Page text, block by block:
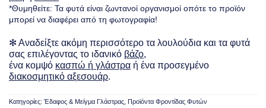
*Θυμηθείτε: Τα φυτά είναι ζωντανοί οργανισμοί οπότε το προϊόν
μπορεί να διαφέρει από τη φωτογραφία!
✻ Αναδείξτε ακόμη περισσότερο τα λουλούδια και τα φυτά
σας επιλέγοντας το ιδανικό βάζο,
ένα κομψό κασπώ ή γλάστρα ή ένα προσεγμένο
διακοσμητικό αξεσουάρ.
Κατηγορίες: Έδαφος & Μείγμα Γλάστρας Προϊόντα Φροντίδας Φυτών